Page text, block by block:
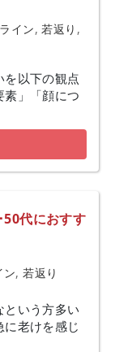
イン,若返り ,
以下の観点
」「顔につ
50代におすす
ン,若返り
いう方多い
老けを感じ